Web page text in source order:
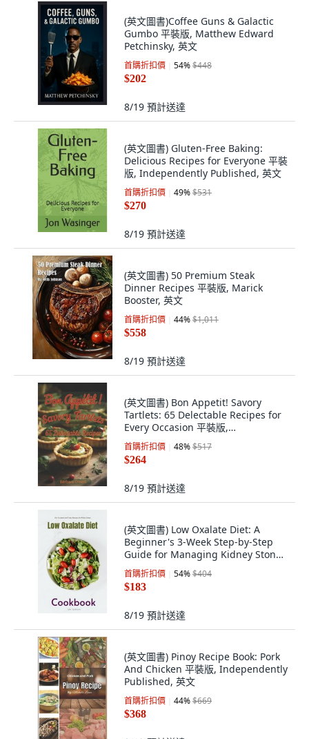
(英文圖書)Coffee Guns & Galactic
Gumbo 平裝版, Matthew Edward
Petchinsky, 英文
首購折扣價 54%$448
$202
8/19 預計送達
(英文圖書) Gluten-Free Baking:
Delicious Recipes for Everyone 平裝
版, Independently Published, 英文
首購折扣價 49%$531
$270
8/19 預計送達
(英文圖書) 50 Premium Steak
Dinner Recipes 平裝版, Marick
Booster, 英文
首購折扣價 44%$1,011
$558
8/19 預計送達
(英文圖書) Bon Appetit! Savory
Tartlets: 65 Delectable Recipes for
Every Occasion 平裝版,
Independently Published, 英文
首購折扣價 48%$517
$264
8/19 預計送達
(英文圖書) Low Oxalate Diet: A
Beginner's 3-Week Step-by-Step
Guide for Managing Kidney Stones
With Cur... 平裝版, Brandon Gilta, 英
文
首購折扣價 54%$404
$183
8/19 預計送達
(英文圖書) Pinoy Recipe Book: Pork
And Chicken 平裝版, Independently
Published, 英文
首購折扣價 44%$669
$368